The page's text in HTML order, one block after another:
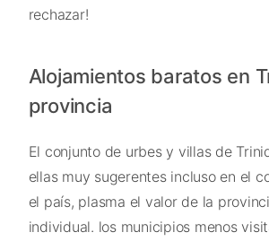
rechazar!
Alojamientos baratos en
provincia
El conjunto de urbes y villas de
ellas muy sugerentes incluso en el
el país, plasma el valor de la
individual. los municipios menos